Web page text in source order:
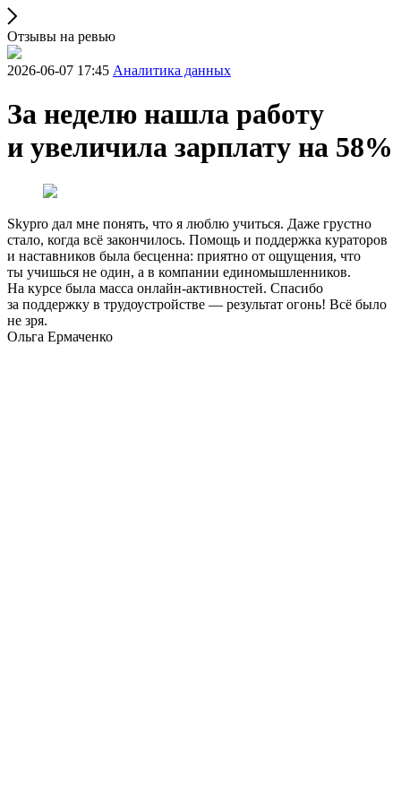
Отзывы на ревью
2026-06-07 17:45 Аналитика данных
За неделю нашла работу
и увеличила зарплату на 58%
Skypro дал мне понять, что я люблю учиться. Даже грустно
стало, когда всё закончилось. Помощь и поддержка кураторов
и наставников была бесценна: приятно от ощущения, что
ты учишься не один, а в компании единомышленников.
На курсе была масса онлайн-активностей. Спасибо
за поддержку в трудоустройстве — результат огонь! Всё было
не зря.
Ольга Ермаченко